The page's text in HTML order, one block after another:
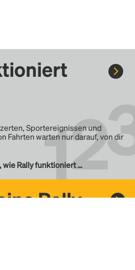
Sportereignissen und
Fahrten warten nur darauf, von dir
wie Rally funktioniert …
Rally